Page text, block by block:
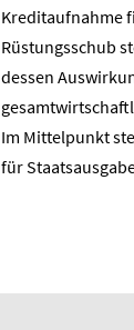
Kreditaufnahme
Rüstungsschub
dessen
Im Mittelpunkt
für